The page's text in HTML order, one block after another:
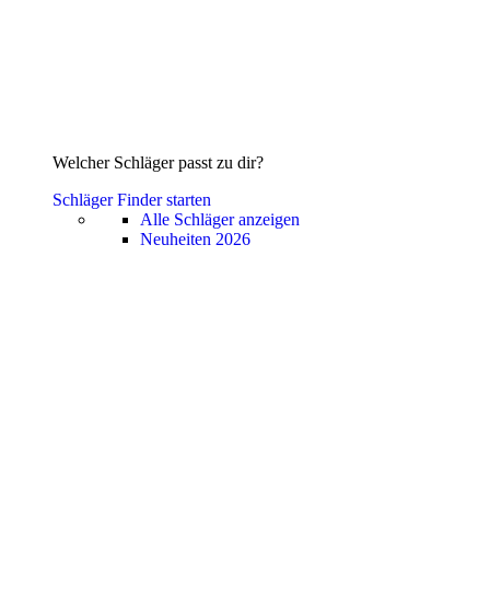
Welcher Schläger passt zu dir?
Schläger Finder starten
Alle Schläger anzeigen
Neuheiten 2026